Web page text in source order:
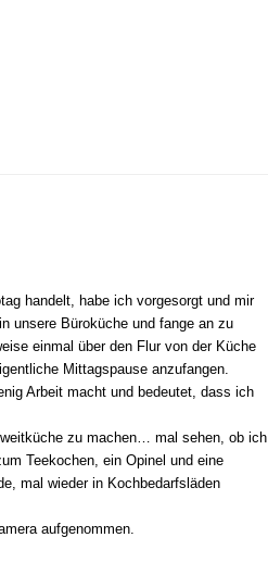
handelt, habe ich vorgesorgt und mir
unsere Büroküche und fange an zu
einmal über den Flur von der Küche
Mittagspause anzufangen.
Arbeit macht und bedeutet, dass ich
zu machen… mal sehen, ob ich
Teekochen, ein Opinel und eine
mal wieder in Kochbedarfsläden
aufgenommen.